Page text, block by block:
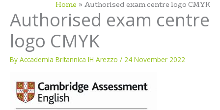
Home Authorised exam centre logo CMYK
Authorised exam centre
logo CMYK
By Accademia Britannica IH Arezzo / 24 November 2022